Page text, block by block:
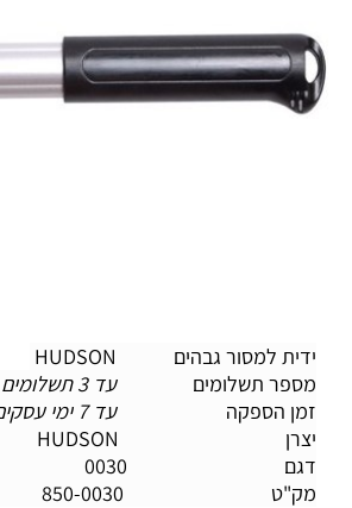
ידית למסור גבהים
מספר תשלומיםעד 3 תשלומים
זמן הספקהעד 7 ימי עסקים
יצרן HUDSON
דגם 0030
מק"ט
850-0030